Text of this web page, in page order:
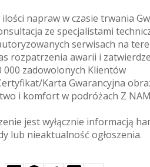
napraw w czasie trwania
ze specjalistami
serwisach na
rozpatrzenia awarii i
000 zadowolonych Klientów
Karta Gwarancyjna
i komfort w podróżach Z NAMI
jest wyłącznie informacją
lub nieaktualność ogłoszenia.